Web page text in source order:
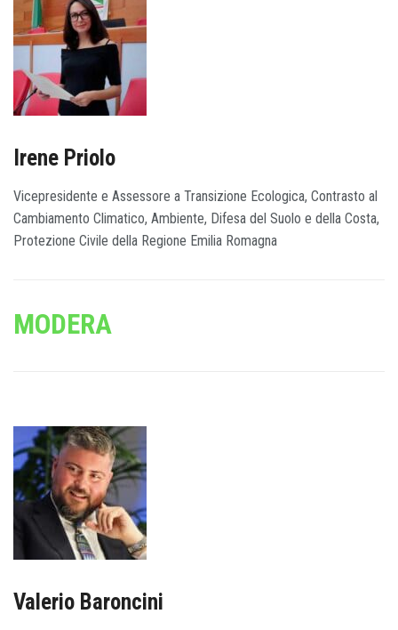
Irene Priolo
Vicepresidente e Assessore a Transizione Ecologica, Contrasto al
Cambiamento Climatico, Ambiente, Difesa del Suolo e della Costa,
Protezione Civile della Regione Emilia Romagna
MODERA
Valerio Baroncini